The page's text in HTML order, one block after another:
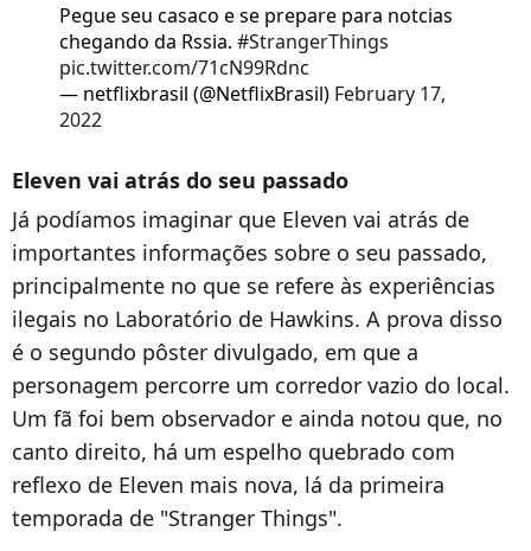
Pegue seu casaco e se prepare para notcias
chegando da Rssia. #StrangerThings
pic.twitter.com/71cN99Rdnc
— netflixbrasil (@NetflixBrasil) February 17,
2022
Eleven vai atrás do seu passado
Já podíamos imaginar que Eleven vai atrás de
importantes informações sobre o seu passado,
principalmente no que se refere às experiências
ilegais no Laboratório de Hawkins. A prova disso
é o segundo pôster divulgado, em que a
personagem percorre um corredor vazio do local.
Um fã foi bem observador e ainda notou que, no
canto direito, há um espelho quebrado com
reflexo de Eleven mais nova, lá da primeira
temporada de "Stranger Things".